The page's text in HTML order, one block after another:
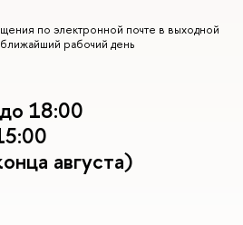
по электронной почте в выходной
рабочий день
18:00
августа)